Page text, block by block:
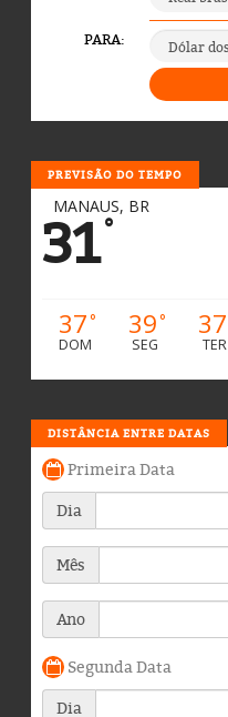
PREVISÃO DO TEMPO
MANAUS, BR
31°
37°
DOM
39°
SEG
37
TER
DISTÂNCIA ENTRE DATAS